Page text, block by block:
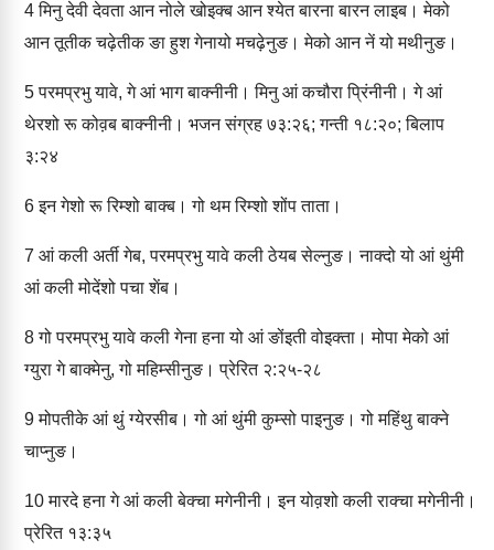
4मिनु देवी देवता आन नोले खोइक्‍ब आन श्‍येत बारना बारन लाइब। मेको
आन तूतीक चढ़ेतीक ङा हुश गेनायो मचढ़ेनुङ। मेको आन नें यो मथीनुङ।
5परमप्रभु यावे, गे आं भाग बाक्‍नीनी। मिनु आं कचौरा प्रिंनीनी। गे आं
थेरशो रू कोव़ब बाक्‍नीनी। भजन संग्रह ७३:२६; गन्‍ती १८:२०; बिलाप
३:२४
6इन गेशो रू रिम्‍शो बाक्‍ब। गो थम रिम्‍शो शोंप ताता।
7 आं कली अर्ती गेब, परमप्रभु यावे कली ठेयब सेल्‍नुङ। नाक्‍दो यो आं थुंमी
आं कली मोदेंशो पचा शेंब।
8गो परमप्रभु यावे कली गेना हना यो आं ङोंइती वोइक्‍ता। मोपा मेको आं
ग्‍युरा गे बाक्‍मेनु, गो महिम्‍सीनुङ। प्रेरित २:२५-२८
9मोपतीके आं थुं ग्‍येरसीब। गो आं थुंमी कुम्‍सो पाइनुङ। गो महिंथु बाक्‍ने
चाप्‍नुङ।
10मारदे हना गे आं कली बेक्‍चा मगेनीनी। इन योव़शो कली राक्‍चा मगेनीनी।
प्रेरित १३:३५